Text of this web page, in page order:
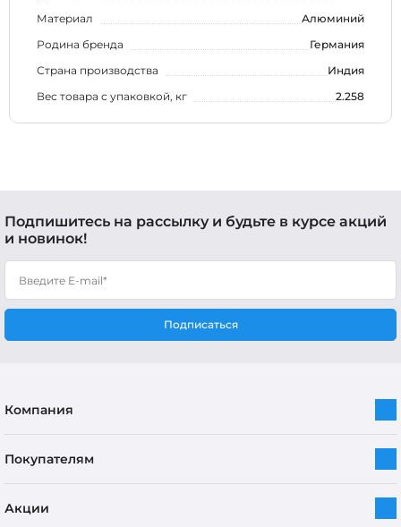
Материал
Алюминий
Родина бренда
Германия
Страна производства
Индия
Вес товара с упаковкой, кг
2.258
Подпишитесь на рассылку и будьте в курсе акций
и новинок!
Подписаться
Компания
Покупателям
Акции